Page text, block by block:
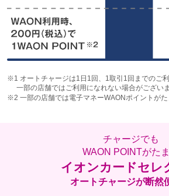
※1 オートチャージは1日1回、1取引1回までのご利
一部の店舗ではご利用になれない場合がございま
※2 一部の店舗では電子マネーWAONポイントがた
チャージでも
WAON POINTがた
イオンカードセレ
オートチャージが断然